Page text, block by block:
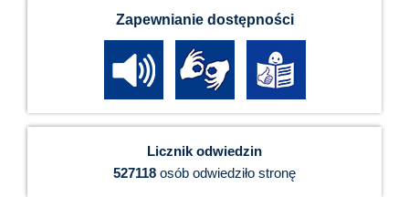
Zapewnianie dostępności
Licznik odwiedzin
527118 osób odwiedziło stronę